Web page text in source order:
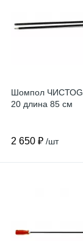
Шомпол
20 длина 85 см
2 650 ₽ /шт